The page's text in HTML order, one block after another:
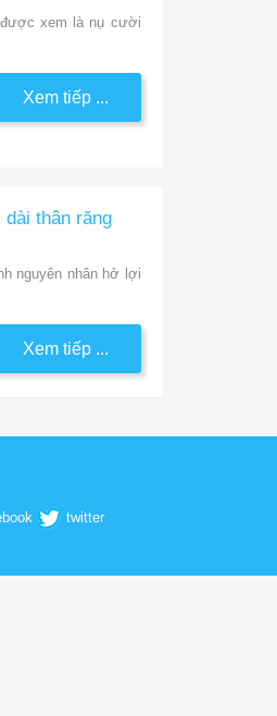
xem là nụ cười
Xem tiếp ...
thân răng
nguyên nhân hở lợi
Xem tiếp ...
twitter